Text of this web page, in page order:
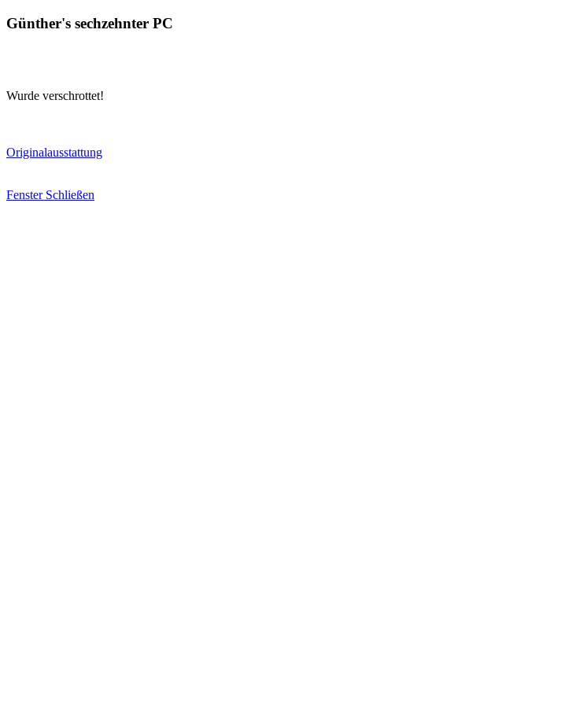
Günther's sechzehnter PC
Wurde verschrottet!
Originalausstattung
Fenster Schließen